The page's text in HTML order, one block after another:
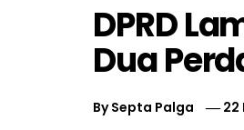
DPRD
Dua
BySepta Palga 22